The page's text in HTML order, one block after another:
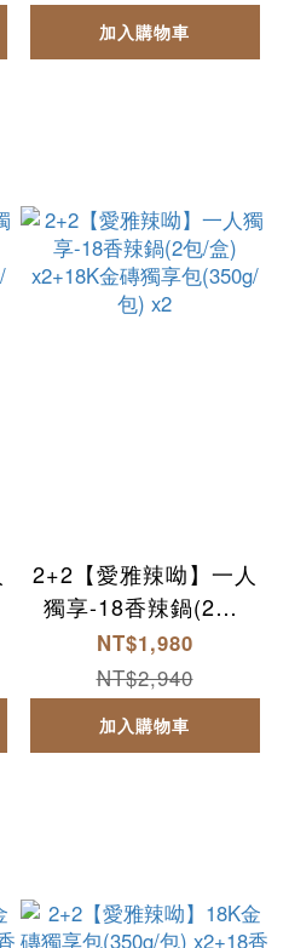
加入購物車
2+2【愛雅辣呦】一人
獨享-18香辣鍋(2包/
盒) x2+18K金磚獨享
包(350g/包) x2
NT$1,980
NT$2,940
加入購物車